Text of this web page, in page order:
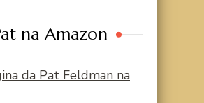
na Amazon
da Pat Feldman na